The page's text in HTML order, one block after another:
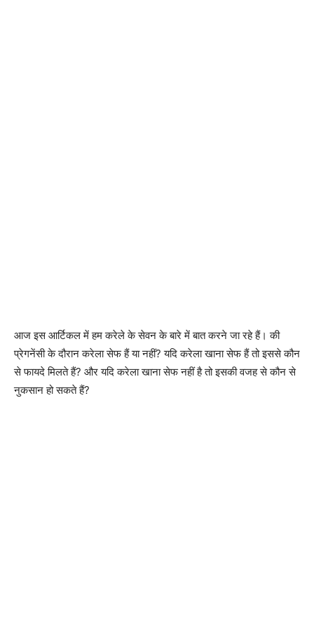
आज इस आर्टिकल में हम करेले के सेवन के बारे में बात करने जा रहे हैं। की
प्रेगनेंसी के दौरान करेला सेफ हैं या नहीं? यदि करेला खाना सेफ हैं तो इससे कौन
से फायदे मिलते हैं? और यदि करेला खाना सेफ नहीं है तो इसकी वजह से कौन से
नुकसान हो सकते हैं?